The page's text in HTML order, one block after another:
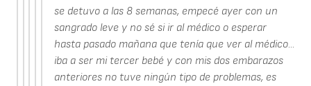
se detuvo a las 8 semanas, empecé ayer con un
sangrado leve y no sé si ir al médico o esperar
hasta pasado mañana que tenía que ver al médico...
iba a ser mi tercer bebé y con mis dos embarazos
anteriores no tuve ningún tipo de problemas, es